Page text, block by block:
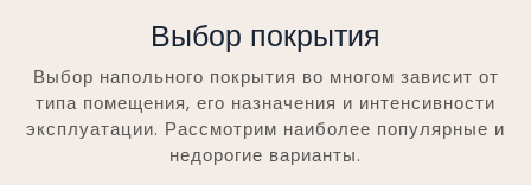
Выбор покрытия
Выбор напольного покрытия во многом зависит от
типа помещения, его назначения и интенсивности
эксплуатации. Рассмотрим наиболее популярные и
недорогие варианты.